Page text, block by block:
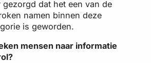
gezorgd dat het een van de
namen binnen deze
is geworden.
mensen naar informatie